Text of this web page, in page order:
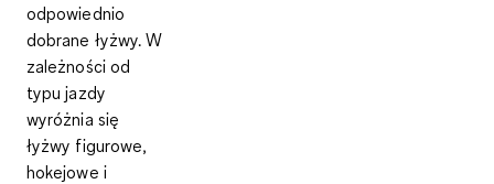
odpowiednio
dobrane łyżwy. W
zależności od
typu jazdy
wyróżnia się
łyżwy figurowe,
hokejowe i